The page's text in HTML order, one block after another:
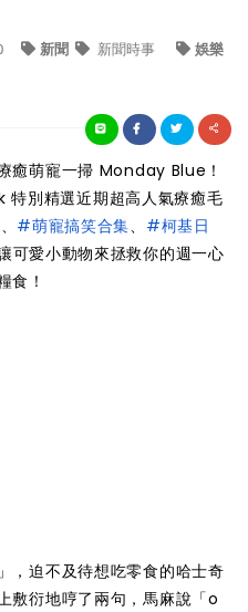
新聞 新聞時事 娛樂
癒萌寵一掃 Monday Blue！
別精選近期超高人氣療癒毛
、 #萌寵搞笑合集、 #柯基日
可愛小動物來拯救你的週一心
食！
，迫不及待想吃零食的哈士奇
敷衍地哼了兩句，馬麻說「o